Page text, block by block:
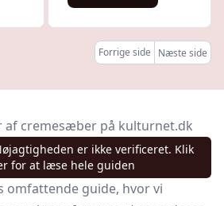
Forrige side Næste side
af cremesæber på kulturnet.dk
er ikke verificeret. Klik
for at læse hele guiden
omfattende guide, hvor vi